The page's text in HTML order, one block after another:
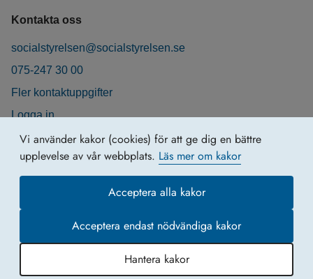
Vi använder kakor (cookies) för att ge dig en bättre
upplevelse av vår webbplats. Läs mer om kakor
Acceptera alla kakor
Acceptera endast nödvändiga kakor
Hantera kakor
Kontakta oss
socialstyrelsen@socialstyrelsen.se
075-247 30 00
Fler kontaktuppgifter
Logga in
Behandling av personuppgifter